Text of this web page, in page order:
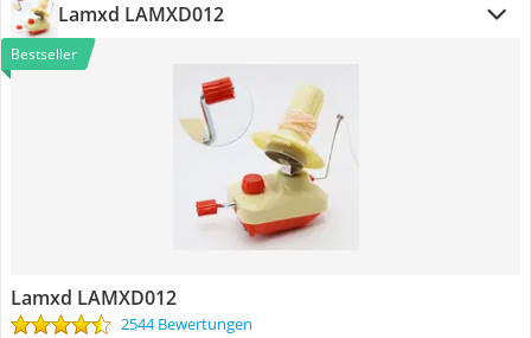
Lamxd LAMXD012
Bestseller
Lamxd LAMXD012
2544 Bewertungen